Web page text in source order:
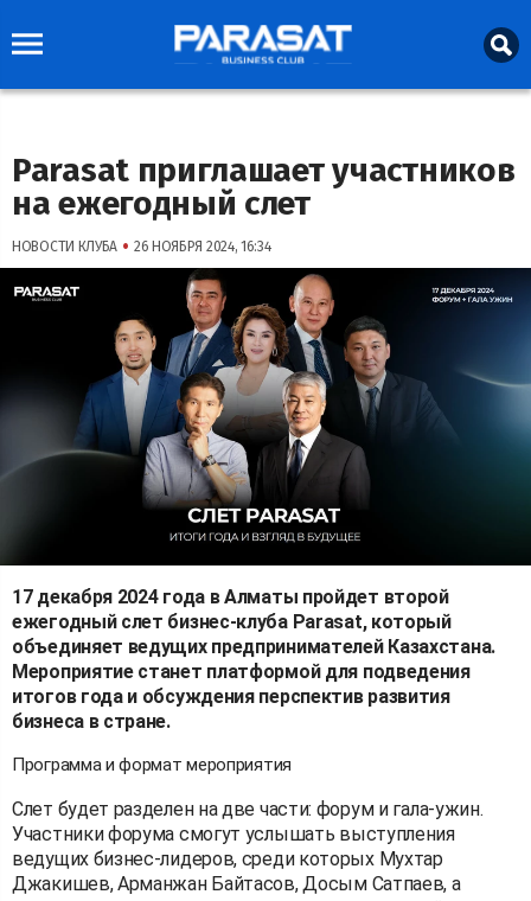
Parasat приглашает участников
на ежегодный слет
НОВОСТИ КЛУБА • 26 НОЯБРЯ 2024, 16:34
17 декабря 2024 года в Алматы пройдет второй
ежегодный слет бизнес-клуба Parasat, который
объединяет ведущих предпринимателей Казахстана.
Мероприятие станет платформой для подведения
итогов года и обсуждения перспектив развития
бизнеса в стране.
Программа и формат мероприятия
Слет будет разделен на две части: форум и гала-ужин.
Участники форума смогут услышать выступления
ведущих бизнес-лидеров, среди которых Мухтар
Джакишев, Арманжан Байтасов, Досым Сатпаев, а